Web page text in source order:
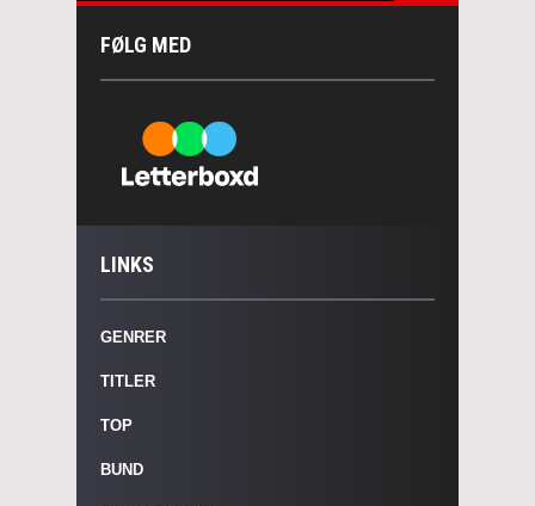
FØLG MED
LINKS
GENRER
TITLER
TOP
BUND